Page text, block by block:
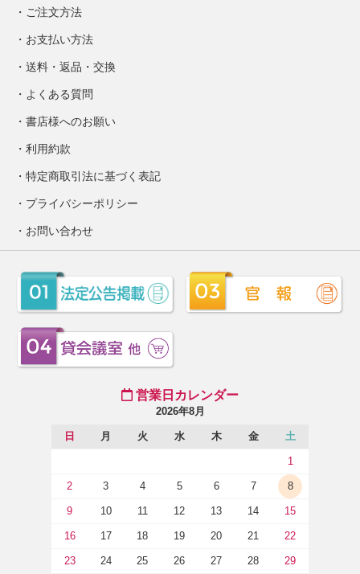
ご注文方法
お支払い方法
送料・返品・交換
よくある質問
書店様へのお願い
利用約款
特定商取引法に基づく表記
プライバシーポリシー
お問い合わせ
営業日カレンダー
2026年8月
日 月 火 水 木 金 土
1
2 3 4 5 6 7 8
9 10 11 12 13 14 15
16 17 18 19 20 21 22
23 24 25 26 27 28 29